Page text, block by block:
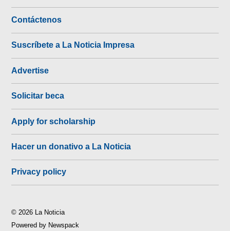
Contáctenos
Suscríbete a La Noticia Impresa
Advertise
Solicitar beca
Apply for scholarship
Hacer un donativo a La Noticia
Privacy policy
© 2026 La Noticia
Powered by Newspack